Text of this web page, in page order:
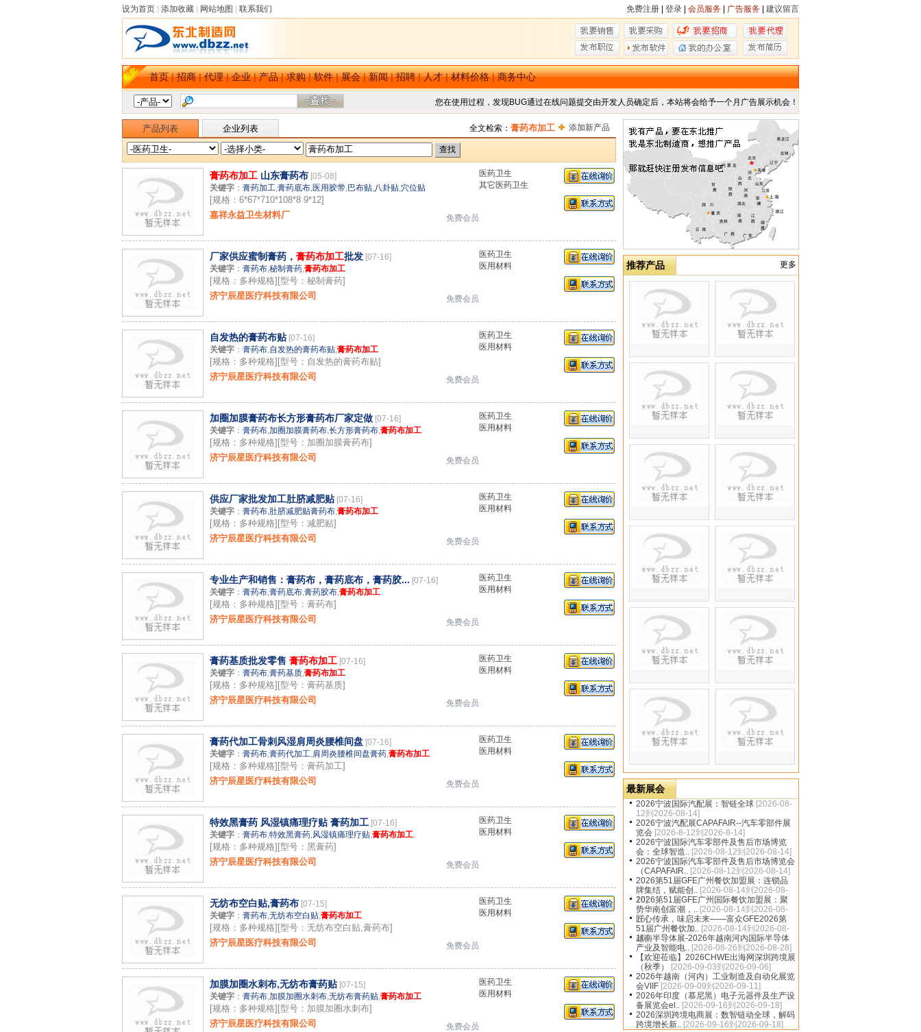
设为首页 添加收藏 网站地图 联系我们 免费注册 登录 会员服务 广告服务 建议留言
首页|招商|代理|企业|产品|求购|软件|展会|新闻|招聘|人才|材料价格|商务中心
您在使用过程，发现BUG通过在线问题提交由开发人员确定后，本站将会给予一个月广告展示机会！
产品列表 企业列表 全文检索： 膏药布加工 添加新产品
膏药布加工 山东膏药布 [05-08]
关键字 ： 膏药加工,膏药底布,医用胶带,巴布贴,八卦贴,穴位贴
[规格：6*67*710*108*8 9*12]
嘉祥永益卫生材料厂
免费会员
医药卫生
其它医药卫生
厂家供应蜜制膏药， 膏药布加工批发 [07-16]
关键字 ： 膏药布,秘制膏药,膏药布加工
[规格：多种规格][型号：秘制膏药]
济宁辰星医疗科技有限公司
免费会员
医药卫生
医用材料
自发热的膏药布贴 [07-16]
关键字 ： 膏药布,自发热的膏药布贴,膏药布加工
[规格：多种规格][型号：自发热的膏药布贴]
济宁辰星医疗科技有限公司
免费会员
医药卫生
医用材料
加圈加膜膏药布长方形膏药布厂家定做 [07-16]
关键字 ： 膏药布,加圈加膜膏药布,长方形膏药布,膏药布加工
[规格：多种规格][型号：加圈加膜膏药布]
济宁辰星医疗科技有限公司
免费会员
医药卫生
医用材料
供应厂家批发加工肚脐减肥贴 [07-16]
关键字 ： 膏药布,肚脐减肥贴膏药布,膏药布加工
[规格：多种规格][型号：减肥贴]
济宁辰星医疗科技有限公司
免费会员
医药卫生
医用材料
专业生产和销售：膏药布，膏药底布，膏药胶... [07-16]
关键字 ： 膏药布,膏药底布,膏药胶布,膏药布加工
[规格：多种规格][型号：膏药布]
济宁辰星医疗科技有限公司
免费会员
医药卫生
医用材料
膏药基质批发零售 膏药布加工 [07-16]
关键字 ： 膏药布,膏药基质,膏药布加工
[规格：多种规格][型号：膏药基质]
济宁辰星医疗科技有限公司
免费会员
医药卫生
医用材料
膏药代加工骨刺风湿肩周炎腰椎间盘 [07-16]
关键字 ： 膏药布,膏药代加工,肩周炎腰椎间盘膏药,膏药布加工
[规格：多种规格][型号：膏药加工]
济宁辰星医疗科技有限公司
免费会员
医药卫生
医用材料
特效黑膏药 风湿镇痛理疗贴 膏药加工 [07-16]
关键字 ： 膏药布,特效黑膏药,风湿镇痛理疗贴,膏药布加工
[规格：多种规格][型号：黑膏药]
济宁辰星医疗科技有限公司
免费会员
医药卫生
医用材料
无纺布空白贴,膏药布 [07-15]
关键字 ： 膏药布,无纺布空白贴,膏药布加工
[规格：多种规格][型号：无纺布空白贴,膏药布]
济宁辰星医疗科技有限公司
免费会员
医药卫生
医用材料
加膜加圈水刺布,无纺布膏药贴 [07-15]
关键字 ： 膏药布,加膜加圈水刺布,无纺布膏药贴,膏药布加工
[规格：多种规格][型号：加膜加圈水刺布]
济宁辰星医疗科技有限公司
免费会员
医药卫生
医用材料
推荐产品 更多
最新展会
2026宁波国际汽配展：智链全球 [2026-08-
12到2026-08-14]
2026宁波汽配展CAPAFAIR--汽车零部件展
览会 [2026-8-12到2026-8-14]
2026宁波国际汽车零部件及售后市场博览
会：全球智造.. [2026-08-12到2026-08-14]
2026宁波国际汽车零部件及售后市场博览会
（CAPAFAIR.. [2026-08-12到2026-08-14]
2026第51届GFE广州餐饮加盟展：连锁品
牌集结，赋能创.. [2026-08-14到2026-08-
16]
2026第51届GFE广州国际餐饮加盟展：聚
势华南创富潮，.. [2026-08-14到2026-08-
16]
匠心传承，味启未来——富众GFE2026第
51届广州餐饮加.. [2026-08-14到2026-08-
16]
越南半导体展-2026年越南河内国际半导体
产业及智能电.. [2026-08-26到2026-08-28]
【欢迎莅临】2026CHWE出海网深圳跨境展
（秋季）
[2026-09-03到2026-09-06]
2026年越南（河内）工业制造及自动化展览
会VIIF [2026-09-09到2026-09-11]
2026年印度（慕尼黑）电子元器件及生产设
备展览会el.. [2026-09-16到2026-09-18]
2026深圳跨境电商展：数智链动全球，解码
跨境增长新.. [2026-09-16到2026-09-18]